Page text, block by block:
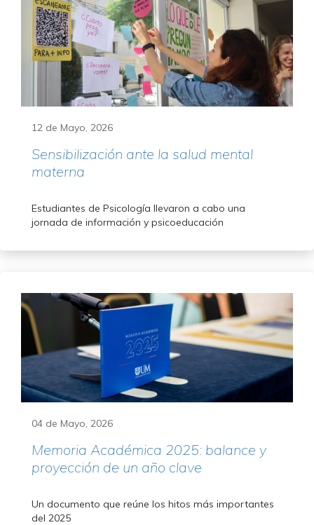
12 de Mayo, 2026
Sensibilización ante la salud mental
materna
Estudiantes de Psicología llevaron a cabo una
jornada de información y psicoeducación
04 de Mayo, 2026
Memoria Académica 2025: balance y
proyección de un año clave
Un documento que reúne los hitos más importantes
del 2025